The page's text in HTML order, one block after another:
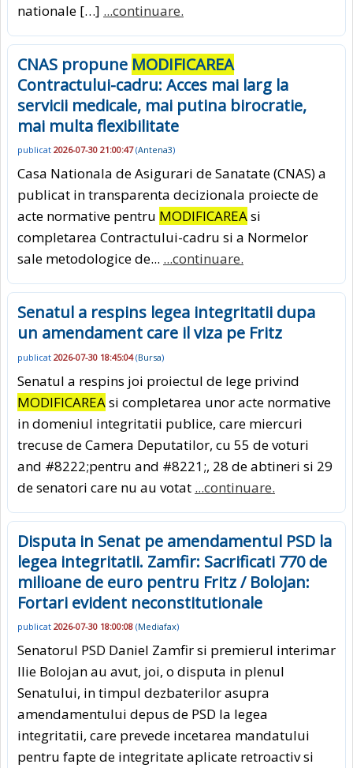
nationale […] ...continuare.
CNAS propune MODIFICAREA
Contractului-cadru: Acces mai larg la
servicii medicale, mai putina birocratie,
mai multa flexibilitate
publicat 2026-07-30 21:00:47(Antena3)
Casa Nationala de Asigurari de Sanatate (CNAS) a
publicat in transparenta decizionala proiecte de
acte normative pentru MODIFICAREAsi
completarea Contractului-cadru si a Normelor
sale metodologice de... ...continuare.
Senatul a respins legea integritatii dupa
un amendament care il viza pe Fritz
publicat 2026-07-30 18:45:04(Bursa)
Senatul a respins joi proiectul de lege privind
MODIFICAREAsi completarea unor acte normative
in domeniul integritatii publice, care miercuri
trecuse de Camera Deputatilor, cu 55 de voturi
and #8222;pentru and #8221;, 28 de abtineri si 29
de senatori care nu au votat ...continuare.
Disputa in Senat pe amendamentul PSD la
legea integritatii. Zamfir: Sacrificati 770 de
milioane de euro pentru Fritz / Bolojan:
Fortari evident neconstitutionale
publicat 2026-07-30 18:00:08 (Mediafax)
Senatorul PSD Daniel Zamfir si premierul interimar
Ilie Bolojan au avut, joi, o disputa in plenul
Senatului, in timpul dezbaterilor asupra
amendamentului depus de PSD la legea
integritatii, care prevede incetarea mandatului
pentru fapte de integritate aplicate retroactiv si